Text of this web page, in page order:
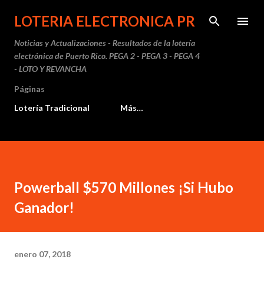
Ir al contenido principal
LOTERIA ELECTRONICA PR
Noticias y Actualizaciones - Resultados de la lotería
electrónica de Puerto Rico. PEGA 2 - PEGA 3 - PEGA 4
- LOTO Y REVANCHA
Páginas
Lotería Tradicional
Más…
Powerball $570 Millones ¡Si Hubo
Ganador!
enero 07, 2018